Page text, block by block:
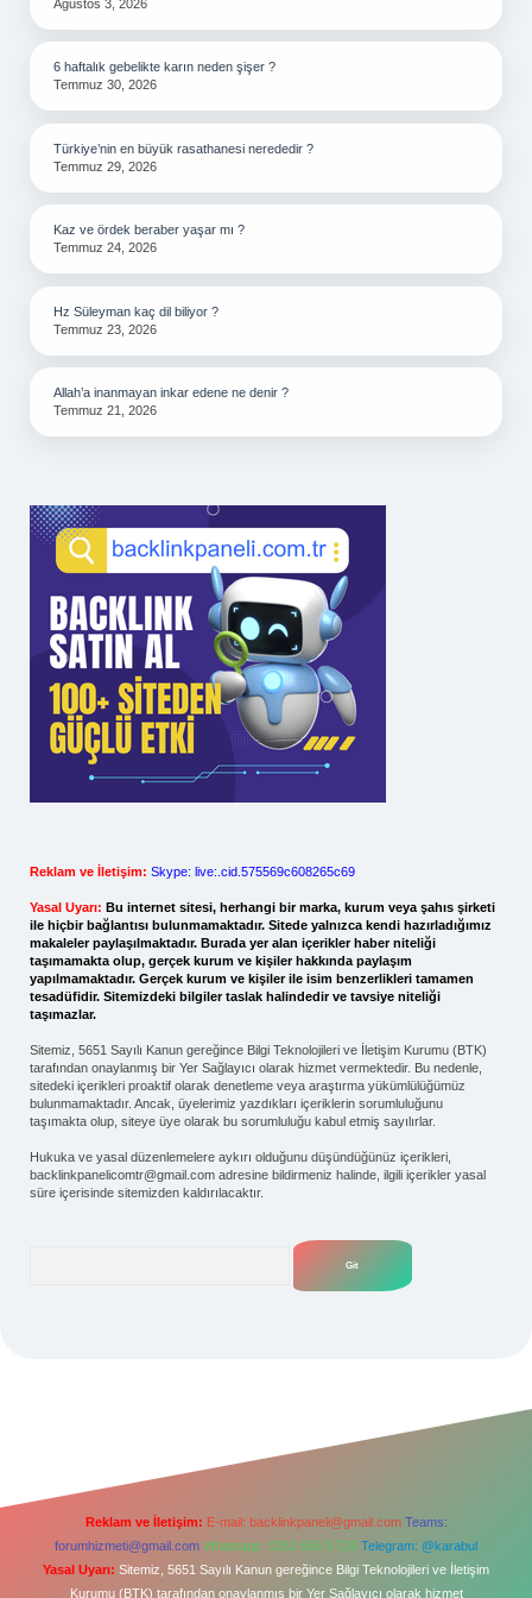
Ağustos 3, 2026
6 haftalık gebelikte karın neden şişer ?
Temmuz 30, 2026
Türkiye’nin en büyük rasathanesi nerededir ?
Temmuz 29, 2026
Kaz ve ördek beraber yaşar mı ?
Temmuz 24, 2026
Hz Süleyman kaç dil biliyor ?
Temmuz 23, 2026
Allah’a inanmayan inkar edene ne denir ?
Temmuz 21, 2026
Reklam ve İletişim: Skype: live:.cid.575569c608265c69
Yasal Uyarı: Bu internet sitesi, herhangi bir marka, kurum veya şahıs şirketi
ile hiçbir bağlantısı bulunmamaktadır. Sitede yalnızca kendi hazırladığımız
makaleler paylaşılmaktadır. Burada yer alan içerikler haber niteliği
taşımamakta olup, gerçek kurum ve kişiler hakkında paylaşım
yapılmamaktadır. Gerçek kurum ve kişiler ile isim benzerlikleri tamamen
tesadüfidir. Sitemizdeki bilgiler taslak halindedir ve tavsiye niteliği
taşımazlar.
Sitemiz, 5651 Sayılı Kanun gereğince Bilgi Teknolojileri ve İletişim Kurumu (BTK)
tarafından onaylanmış bir Yer Sağlayıcı olarak hizmet vermektedir. Bu nedenle,
sitedeki içerikleri proaktif olarak denetleme veya araştırma yükümlülüğümüz
bulunmamaktadır. Ancak, üyelerimiz yazdıkları içeriklerin sorumluluğunu
taşımakta olup, siteye üye olarak bu sorumluluğu kabul etmiş sayılırlar.
Hukuka ve yasal düzenlemelere aykırı olduğunu düşündüğünüz içerikleri,
backlinkpanelicomtr@gmail.com adresine bildirmeniz halinde, ilgili içerikler yasal
süre içerisinde sitemizden kaldırılacaktır.
Reklam ve İletişim: E-mail: backlinkpaneli@gmail.com Teams:
forumhizmeti@gmail.com Whatsapp: 0262 606 0 726 Telegram: @karabul
Yasal Uyarı: Sitemiz, 5651 Sayılı Kanun gereğince Bilgi Teknolojileri ve İletişim
Kurumu (BTK) tarafından onaylanmış bir Yer Sağlayıcı olarak hizmet